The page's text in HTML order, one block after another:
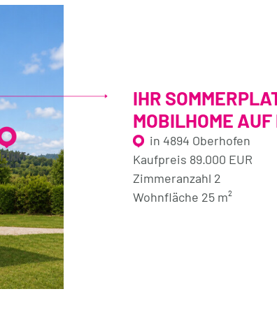
IHR
MOBILHOME
in 4894 Oberhofen
Kaufpreis 89.000 EUR
Zimmeranzahl 2
Wohnfläche 25 m²